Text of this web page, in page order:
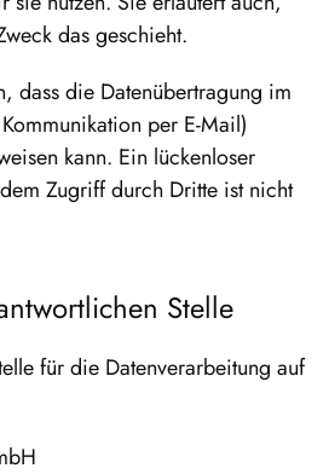
das geschieht.
dass die Datenübertragung im
per E-Mail)
kann. Ein lückenloser
Zugriff durch Dritte ist nicht
Stelle
für die Datenverarbeitung auf